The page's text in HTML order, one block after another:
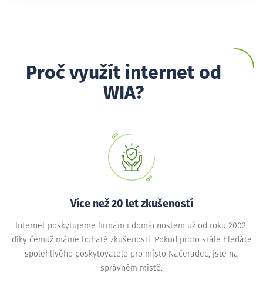
Proč využít internet od
WIA?
Více než 20 let zkušeností
Internet poskytujeme firmám i domácnostem už od roku 2002,
díky čemuž máme bohaté zkušenosti. Pokud proto stále hledáte
spolehlivého poskytovatele pro místo Načeradec, jste na
správném místě.